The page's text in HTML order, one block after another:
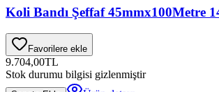
Koli Bandı Şeffaf 45mmx100Metre
Favorilere ekle
9.704,00TL
Stok durumu bilgisi gizlenmiştir